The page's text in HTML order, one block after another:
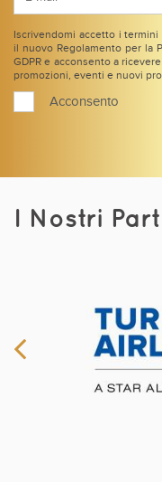
Iscrivendomi accetto i termini
il nuovo Regolamento per la
GDPR e acconsento a
promozioni, eventi e nuovi
Acconsento
I Nostri